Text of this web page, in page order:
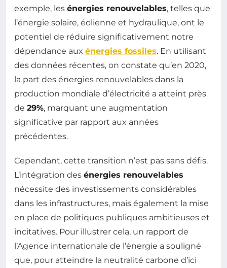
exemple, les énergies renouvelables, telles que
l’énergie solaire, éolienne et hydraulique, ont le
potentiel de réduire significativement notre
dépendance aux énergies fossiles. En utilisant
des données récentes, on constate qu’en 2020,
la part des énergies renouvelables dans la
production mondiale d’électricité a atteint près
de 29%, marquant une augmentation
significative par rapport aux années
précédentes.
Cependant, cette transition n’est pas sans défis.
L’intégration des énergies renouvelables
nécessite des investissements considérables
dans les infrastructures, mais également la mise
en place de politiques publiques ambitieuses et
incitatives. Pour illustrer cela, un rapport de
l’Agence internationale de l’énergie a souligné
que, pour atteindre la neutralité carbone d’ici